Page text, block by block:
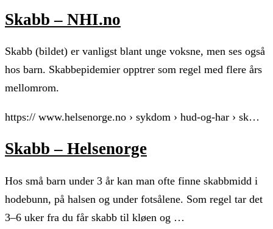
Skabb – NHI.no
Skabb (bildet) er vanligst blant unge voksne, men ses også
hos barn. Skabbepidemier opptrer som regel med flere års
mellomrom.
https:// www.helsenorge.no › sykdom › hud-og-har › sk…
Skabb – Helsenorge
Hos små barn under 3 år kan man ofte finne skabbmidd i
hodebunn, på halsen og under fotsålene. Som regel tar det
3–6 uker fra du får skabb til kløen og …